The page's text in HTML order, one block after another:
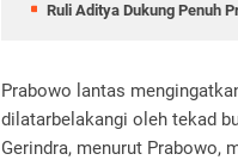
Ruli Aditya Dukung Penuh
Prabowo lantas
dilatarbelakangi oleh tekad
Gerindra, menurut Prabowo,